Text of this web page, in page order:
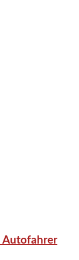
Autofahrer